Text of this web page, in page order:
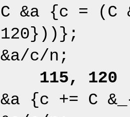
C &a {c = (C
120}))};
&a/c/n;
115, 120
&a {c += C